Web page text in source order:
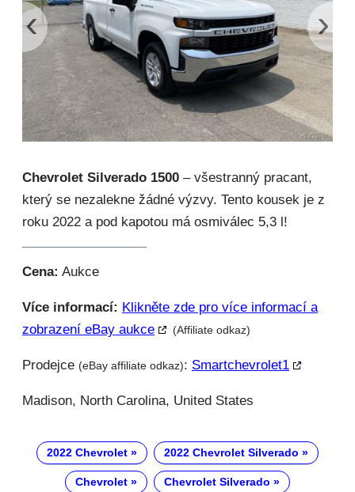
‹ ›
Chevrolet Silverado 1500 – všestranný pracant,
který se nezalekne žádné výzvy. Tento kousek je z
roku 2022 a pod kapotou má osmiválec 5,3 l!
Cena: Aukce
Více informací: Klikněte zde pro více informací a
zobrazení eBay aukce
(Affiliate odkaz)
Prodejce (eBay affiliate odkaz): Smartchevrolet1
Madison, North Carolina, United States
2022 Chevrolet 2022 Chevrolet Silverado
Chevrolet Chevrolet Silverado